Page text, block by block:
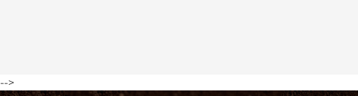
-->